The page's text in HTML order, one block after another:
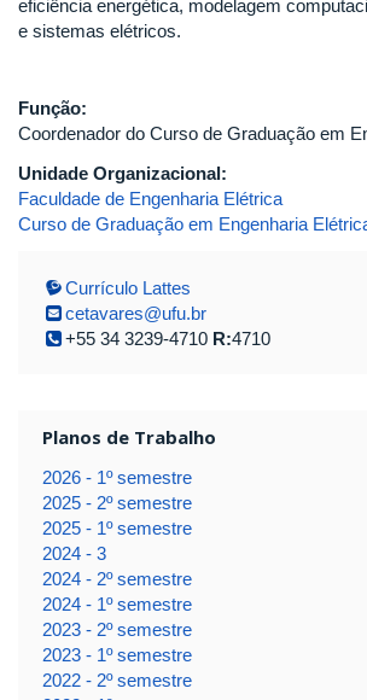
eficiência energética, modelagem
e sistemas elétricos.
Função:
Coordenador do Curso de Graduação em
Unidade Organizacional:
Faculdade de Engenharia Elétrica
Curso de Graduação em Engenharia
Currículo Lattes
cetavares@ufu.br
+55 34 3239-4710 R:4710
Planos de Trabalho
2026 - 1º semestre
2025 - 2º semestre
2025 - 1º semestre
2024 - 3
2024 - 2º semestre
2024 - 1º semestre
2023 - 2º semestre
2023 - 1º semestre
2022 - 2º semestre